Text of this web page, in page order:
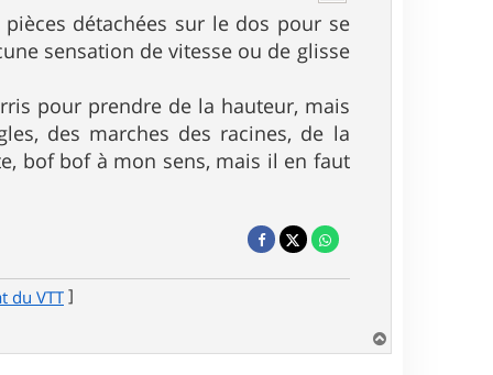
détachées sur le dos pour se
sensation de vitesse ou de glisse
pour prendre de la hauteur, mais
des marches des racines, de la
bof bof à mon sens, mais il en faut
du VTT ]
a